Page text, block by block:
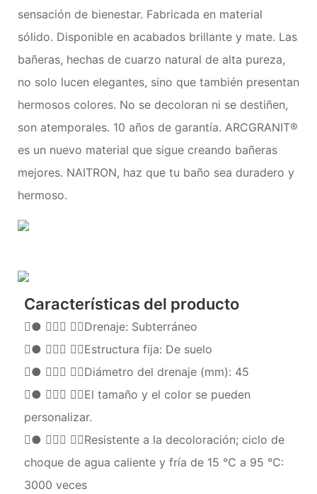
sensación de bienestar. Fabricada en material
sólido. Disponible en acabados brillante y mate. Las
bañeras, hechas de cuarzo natural de alta pureza,
no solo lucen elegantes, sino que también presentan
hermosos colores. No se decoloran ni se destiñen,
son atemporales. 10 años de garantía. ARCGRANIT®
es un nuevo material que sigue creando bañeras
mejores. NAITRON, haz que tu baño sea duradero y
hermoso.
Características del producto
●  Drenaje: Subterráneo
●  Estructura fija: De suelo
●  Diámetro del drenaje (mm): 45
●  El tamaño y el color se pueden
personalizar.
●  Resistente a la decoloración; ciclo de
choque de agua caliente y fría de 15 ℃ a 95 ℃:
3000 veces